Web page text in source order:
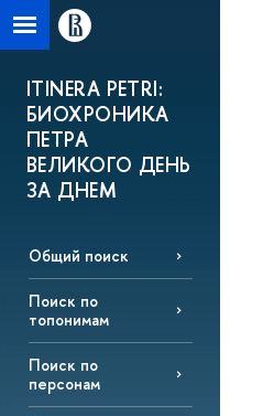
ITINERA PETRI:
БИОХРОНИКА
ПЕТРА
ВЕЛИКОГО ДЕНЬ
ЗА ДНЕМ
Общий поиск
Поиск по
топонимам
Поиск по
персонам